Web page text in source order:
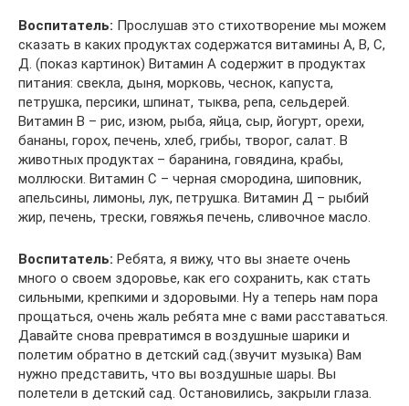
Воспитатель: Прослушав это стихотворение мы можем
сказать в каких продуктах содержатся витамины А, В, С,
Д. (показ картинок) Витамин А содержит в продуктах
питания: свекла, дыня, морковь, чеснок, капуста,
петрушка, персики, шпинат, тыква, репа, сельдерей.
Витамин В – рис, изюм, рыба, яйца, сыр, йогурт, орехи,
бананы, горох, печень, хлеб, грибы, творог, салат. В
животных продуктах – баранина, говядина, крабы,
моллюски. Витамин С – черная смородина, шиповник,
апельсины, лимоны, лук, петрушка. Витамин Д – рыбий
жир, печень, трески, говяжья печень, сливочное масло.
Воспитатель: Ребята, я вижу, что вы знаете очень
много о своем здоровье, как его сохранить, как стать
сильными, крепкими и здоровыми. Ну а теперь нам пора
прощаться, очень жаль ребята мне с вами расставаться.
Давайте снова превратимся в воздушные шарики и
полетим обратно в детский сад.(звучит музыка) Вам
нужно представить, что вы воздушные шары. Вы
полетели в детский сад. Остановились, закрыли глаза.